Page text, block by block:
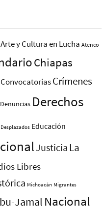
Arte y Cultura en Lucha Atenco
Chiapas
ConvocatoriasCrímenes
Denuncias Derechos
Desplazados Educación
Justicia La
Libres
Michoacán Migrantes
Jamal Nacional